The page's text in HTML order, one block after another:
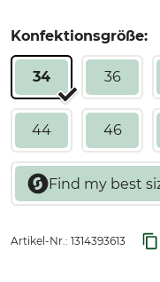
Konfektionsgröße:
34 36
44 46
Artikel-Nr.: 1314393613